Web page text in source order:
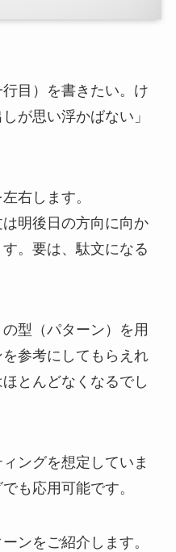
行目）を書きたい。け
が思い浮かばない」
右します。
明後日の方向に向か
。要は、駄文になる
型（パターン）を用
参考にしてもらえれ
とんどなくなるでし
ングを想定していま
も応用可能です。
ンをご紹介します。